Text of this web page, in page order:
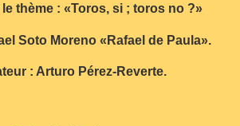
thème : «Toros, si ; toros no ?»
Soto Moreno «Rafael de Paula».
: Arturo Pérez-Reverte.